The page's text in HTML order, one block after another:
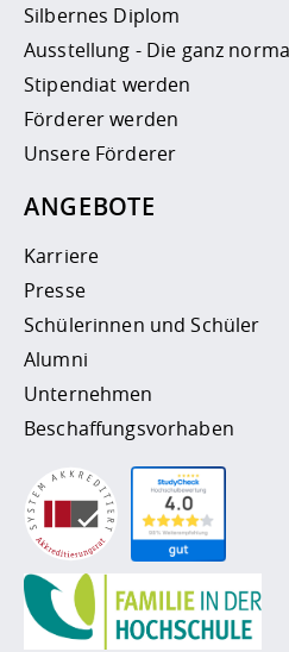
Silbernes Diplom
Ausstellung - Die ganz
Stipendiat werden
Förderer werden
Unsere Förderer
ANGEBOTE
Karriere
Presse
Schülerinnen und Schüler
Alumni
Unternehmen
Beschaffungsvorhaben